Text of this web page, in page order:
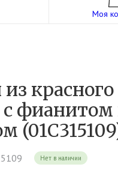
Моя
из красного
c фианитом
Нет в наличии